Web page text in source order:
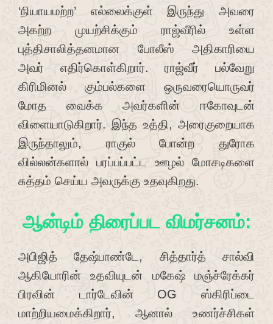
‘நியாயமற்ற’ எல்லைக்குள் இருந்து அவரை
அகற்ற முயற்சிக்கும் ராஜ்வீரில் உள்ள
புத்திசாலித்தனமான போலீஸ் அதிகாரியை
அவர் எதிர்கொள்கிறார். ராஜ்வீர் பல்வேறு
கிரிமினல் கும்பல்களை ஒருவரையொருவர்
மோத வைக்க அவர்களின் ஈகோவுடன்
விளையாடுகிறார். இந்த உத்தி, அரைகுறையாக
இருந்தாலும், ராகுல் போன்ற துரோக
வில்லன்களால் பரப்பப்பட்ட ஊழல் மோசடிகளை
சுத்தம் செய்ய அவருக்கு உதவுகிறது.
ஆன்டிம் திரைப்பட விமர்சனம்:
அபிஜித் தேஷ்பாண்டே, சித்தார்த் சால்வி
ஆகியோரின் உதவியுடன் மகேஷ் மஞ்ச்ரேக்கர்
பிரவின் டார்டேவின் OG ஸ்கிரிப்டை
மாற்றியமைக்கிறார், ஆனால் உணர்ச்சிகள்